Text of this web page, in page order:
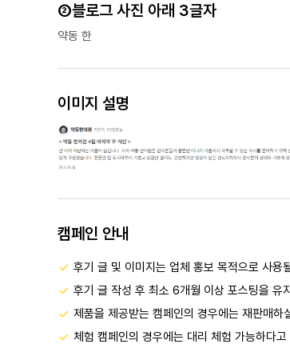
②블로그 사진 아래 3글자
약동 한
이미지 설명
캠페인 안내
후기 글 및 이미지는 업체 홍보 목적으로 사용
후기 글 작성 후 최소 6개월 이상 포스팅을 유
제품을 제공받는 캠페인의 경우에는 재판매하
체험 캠페인의 경우에는 대리 체험 가능하다